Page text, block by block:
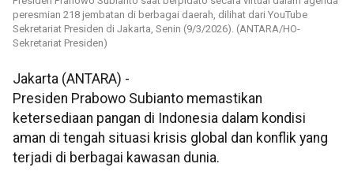
peresmian 218 jembatan di berbagai daerah, dilihat dari YouTube
Sekretariat Presiden di Jakarta, Senin (9/3/2026). (ANTARA/HO-
Sekretariat Presiden)
Jakarta (ANTARA) -
Presiden Prabowo Subianto memastikan
ketersediaan pangan di Indonesia dalam kondisi
aman di tengah situasi krisis global dan konflik yang
terjadi di berbagai kawasan dunia.